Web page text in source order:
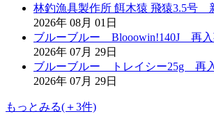
林釣漁具製作所 餌木猿 飛猿3.5号
2026年 08月 01日
ブルーブルー Blooowin!140J 再入
2026年 07月 29日
ブルーブルー トレイシー25g 再
2026年 07月 29日
もっとみる(＋3件)